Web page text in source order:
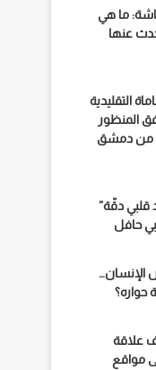
ما هي
عنها
التقليدية
المنظور
من دمشق
قلبي دقّة”
حافل
الإنسان…
حواره؟
علاقة
مواقع